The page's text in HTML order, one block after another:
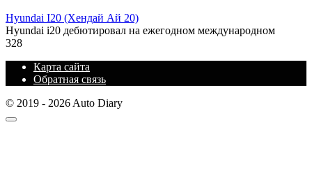
Hyundai I20 (Хендай Ай 20)
Hyundai i20 дебютировал на ежегодном международном
328
Карта сайта
Обратная связь
© 2019 - 2026 Auto Diary